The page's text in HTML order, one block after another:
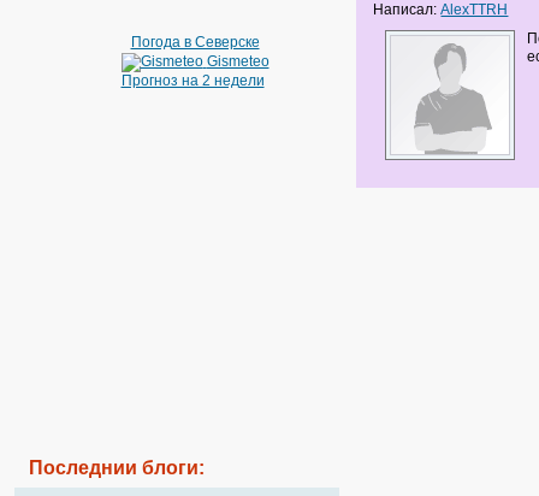
Погода в Северске
Gismeteo
Прогноз на 2 недели
Последнии блоги:
Написал:AlexTTRH